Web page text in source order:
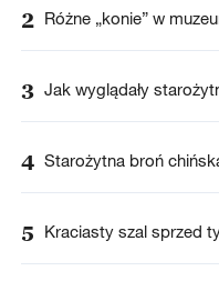
2 Różne „konie” w
3 Jak wyglądały
4 Starożytna broń
5 Kraciasty szal sprzed